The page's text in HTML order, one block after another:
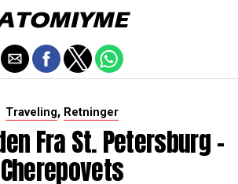
Traveling, Retninger
Fra St. Petersburg -
Cherepovets